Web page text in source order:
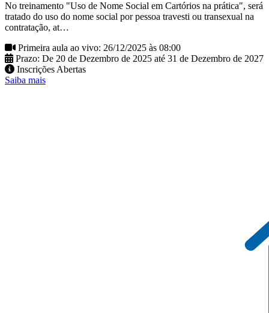
No treinamento "Uso de Nome Social em Cartórios na prática", será
tratado do uso do nome social por pessoa travesti ou transexual na
contratação, at…
Primeira aula ao vivo: 26/12/2025 às 08:00
Prazo: De 20 de Dezembro de 2025 até 31 de Dezembro de 2027
Inscrições Abertas
Saiba mais